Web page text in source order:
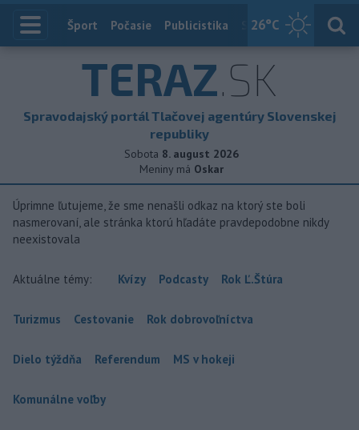
26°C
Index
Šport Počasie Publicistika Slovensko
TERAZ.SK
Spravodajský portál Tlačovej agentúry Slovenskej
republiky
Sobota 8. august 2026
Meniny má Oskar
Úprimne ľutujeme, že sme nenašli odkaz na ktorý ste boli
nasmerovaní, ale stránka ktorú hľadáte pravdepodobne nikdy
neexistovala
Aktuálne témy: Kvízy Podcasty Rok Ľ.Štúra
Turizmus Cestovanie Rok dobrovoľníctva
Dielo týždňa Referendum MS v hokeji
Komunálne voľby